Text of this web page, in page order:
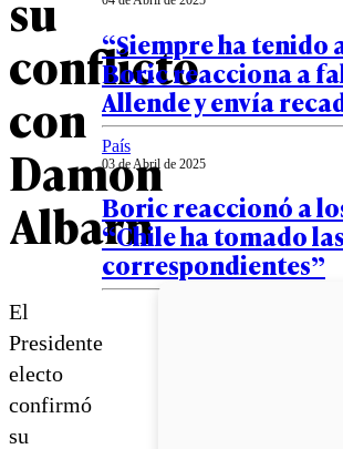
conflicto
con
Damon
Albarn
El
Presidente
electo
confirmó
su
“Siempre ha tenido
Boric reacciona a
Allende y envía
País
03 de Abril de 2025
Boric reaccionó a
“Chile ha tomado
correspondientes”